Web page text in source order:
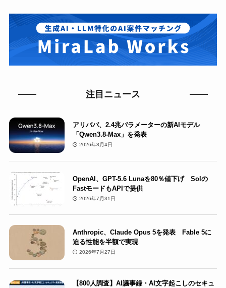
注目ニュース
アリババ、2.4兆パラメーターの新AIモデル
「Qwen3.8-Max」を発表
2026年8月4日
OpenAI、GPT-5.6 Lunaを80％値下げ Solの
FastモードもAPIで提供
2026年7月31日
Anthropic、Claude Opus 5を発表 Fable 5に
迫る性能を半額で実現
2026年7月27日
【800人調査】AI議事録・AI文字起こしのセキュ